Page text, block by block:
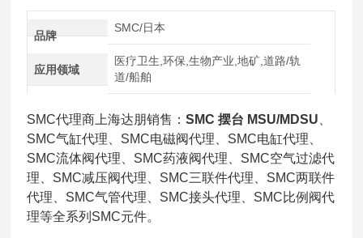
品牌
SMC/日本
应用领域
医疗卫生,环保,生物产业,地矿,道路/轨
道/船舶
SMC代理商上海达朋销售：SMC 摆台 MSU/MDSU
SMC气缸代理、SMC电磁阀代理、SMC电缸代理、
SMC流体阀代理、SMC药液阀代理、SMC空气过滤代
理、SMC减压阀代理、SMC三联件代理、SMC两联件
代理、SMC气管代理、SMC接头代理、SMC比例阀代
理等全系列SMC元件。